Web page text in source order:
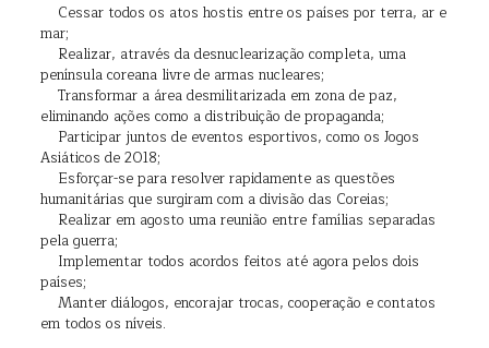
Cessar todos os atos hostis entre os países por terra, ar e
mar;
Realizar, através da desnuclearização completa, uma
península coreana livre de armas nucleares;
Transformar a área desmilitarizada em zona de paz,
eliminando ações como a distribuição de propaganda;
Participar juntos de eventos esportivos, como os Jogos
Asiáticos de 2018;
Esforçar-se para resolver rapidamente as questões
humanitárias que surgiram com a divisão das Coreias;
Realizar em agosto uma reunião entre famílias separadas
pela guerra;
Implementar todos acordos feitos até agora pelos dois
países;
Manter diálogos, encorajar trocas, cooperação e contatos
em todos os níveis.